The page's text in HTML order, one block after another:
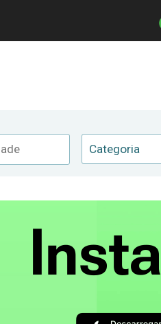
Categoria